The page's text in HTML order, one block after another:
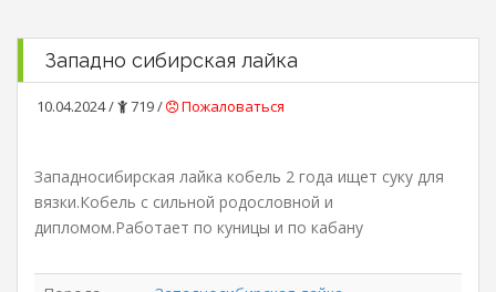
Западно сибирская лайка
10.04.2024 / 719 / Пожаловаться
Западносибирская лайка кобель 2 года ищет суку для
вязки.Кобель с сильной родословной и
дипломом.Работает по куницы и по кабану